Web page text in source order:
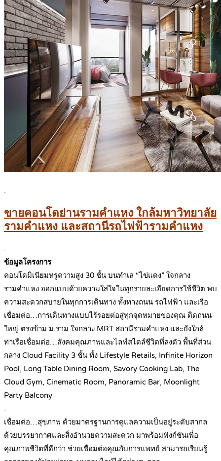
.
ขายคอนโดย่านรามคำแหง ใกล้มหาวิทยาลัย
รามคำแหง และสถานีรถไฟฟ้ารามคำแหง
.
ข้อมูลโครงการ
คอนโดมิเนียมหรูความสูง 30 ชั้น บนทำเล “ไข่แดง” ใจกลาง
รามคำแหง ออกแบบด้วยความใส่ใจในทุกรายละเอียดการใช้ชีวิต พบ
ความสะดวกสบายในทุกการเดินทาง ทั้งทางถนน รถไฟฟ้า และเรือ
เชื่อมต่อ…การเดินทางแบบไร้รอยต่อสู่ทุกจุดหมายของคุณ ติดถนน
ใหญ่ ตรงข้าม ม.ราม ใจกลาง MRT สถานีรามคำแหง และยังใกล้
ท่าเรือเชื่อมต่อ…สังคมคุณภาพและไลฟ์สไตล์ชีวิตที่ลงตัว พื้นที่ส่วน
กลาง Cloud Facility 3 ชั้น ทั้ง Lifestyle Retails, Infinite Horizon
Pool, Long Table Dining Room, Savory Cooking Lab, The
Cloud Gym, Cinematic Room, Panoramic Bar, Moonlight
Party Balcony
.
เชื่อมต่อ…สุขภาพ ด้วยมาตรฐานการดูแลความเป็นอยู่ระดับสากล
ด้วยบรรยากาศและสิ่งอำนวยความสะดวก มาพร้อมฟังก์ชันเพื่อ
คุณภาพชีวิตที่ดีกว่า ช่วยเชื่อมต่อคุณกับการแพทย์ สามารถเรียนรู้